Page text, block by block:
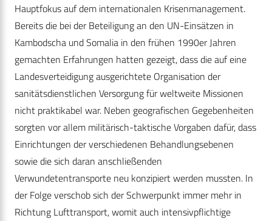
Hauptfokus auf dem internationalen Krisenmanagement.
Bereits die bei der Beteiligung an den UN-Einsätzen in
Kambodscha und Somalia in den frühen 1990er Jahren
gemachten Erfahrungen hatten gezeigt, dass die auf eine
Landesverteidigung ausgerichtete Organisation der
sanitätsdienstlichen Versorgung für weltweite Missionen
nicht praktikabel war. Neben geografischen Gegebenheiten
sorgten vor allem militärisch-taktische Vorgaben dafür, dass
Einrichtungen der verschiedenen Behandlungsebenen
sowie die sich daran anschließenden
Verwundetentransporte neu konzipiert werden mussten. In
der Folge verschob sich der Schwerpunkt immer mehr in
Richtung Lufttransport, womit auch intensivpflichtige